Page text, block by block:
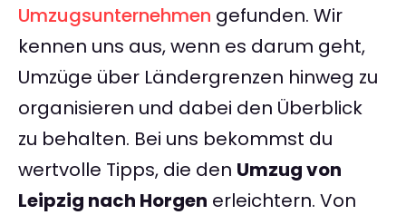
Umzugsunternehmen gefunden. Wir
kennen uns aus, wenn es darum geht,
Umzüge über Ländergrenzen hinweg zu
organisieren und dabei den Überblick
zu behalten. Bei uns bekommst du
wertvolle Tipps, die den Umzug von
Leipzig nach Horgen erleichtern. Von